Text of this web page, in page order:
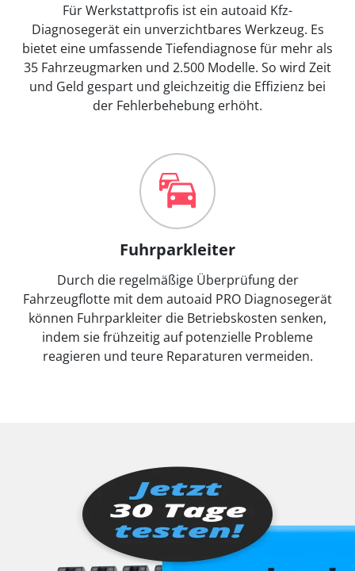
Für Werkstattprofis ist ein autoaid Kfz-
Diagnosegerät ein unverzichtbares Werkzeug. Es
bietet eine umfassende Tiefendiagnose für mehr als
35 Fahrzeugmarken und 2.500 Modelle. So wird Zeit
und Geld gespart und gleichzeitig die Effizienz bei
der Fehlerbehebung erhöht.
Fuhrparkleiter
Durch die regelmäßige Überprüfung der
Fahrzeugflotte mit dem autoaid PRO Diagnosegerät
können Fuhrparkleiter die Betriebskosten senken,
indem sie frühzeitig auf potenzielle Probleme
reagieren und teure Reparaturen vermeiden.